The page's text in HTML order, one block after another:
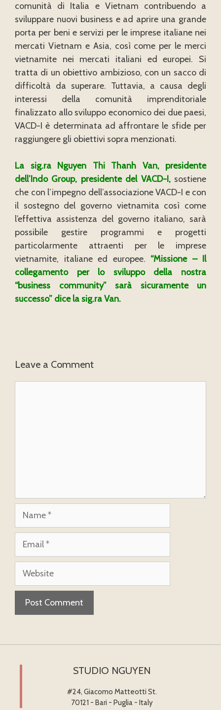
comunità di Italia e Vietnam contribuendo a
sviluppare nuovi business e ad aprire una grande
porta per beni e servizi per le imprese italiane nei
mercati Vietnam e Asia, così come per le merci
vietnamite nei mercati italiani ed europei. Si
tratta di un obiettivo ambizioso, con un sacco di
difficoltà da superare. Tuttavia, a causa degli
interessi della comunità imprenditoriale
finalizzato allo sviluppo economico dei due paesi,
VACD-I è determinata ad affrontare le sfide per
raggiungere gli obiettivi sopra menzionati.
La sig.ra Nguyen Thi Thanh Van, presidente
dell’Indo Group, presidente del VACD-I,sostiene
che con l’impegno dell’associazione VACD-I e con
il sostegno del governo vietnamita così come
l’effettiva assistenza del governo italiano, sarà
possibile gestire programmi e progetti
particolarmente attraenti per le imprese
vietnamite, italiane ed europee. “Missione – Il
collegamento per lo sviluppo della nostra
“business community” sarà sicuramente un
successo” dice la sig.ra Van.
Leave a Comment
Name
Email
Website
STUDIO NGUYEN
#24, Giacomo Matteotti St.
70121 - Bari - Puglia - Italy